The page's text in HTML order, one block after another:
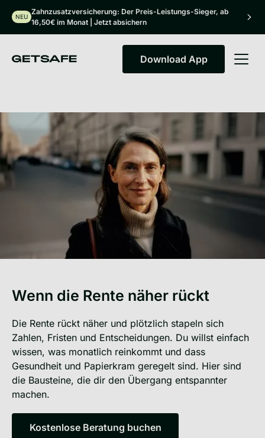
NEU
Zahnzusatzversicherung: Der Preis-Leistungs-Sieger, ab
16,50€ im Monat | Jetzt absichern
Download App
Download App
Wenn die Rente näher rückt
Die Rente rückt näher und plötzlich stapeln sich
Zahlen, Fristen und Entscheidungen. Du willst einfach
wissen, was monatlich reinkommt und dass
Gesundheit und Papierkram geregelt sind. Hier sind
die Bausteine, die dir den Übergang entspannter
machen.
Kostenlose Beratung buchen
Kostenlose Beratung buchen